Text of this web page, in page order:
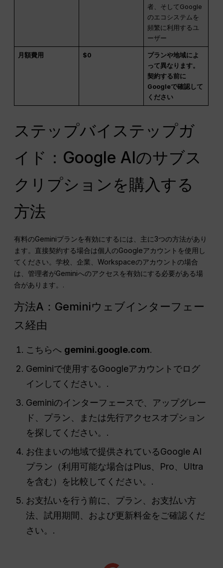
者、そしてGoogle
のエコシステムを
頻繁に利用するユ
ーザー
月額費用 $0
プランや地域によ
って異なります。
契約する前に
Googleで確認して
ください
ステップバイステップガ
イド：Google AIのサブス
クリプションを購入する
方法
有料のGeminiプランを有効にするには、主に3つの方法があり
ます。直接契約する場合は個人のGoogleアカウントを使用し
てください。学校、企業、Workspaceのアカウントの場合
は、管理者がGeminiへのアクセスを有効にする必要がある場
合があります。.
方法A：Geminiウェブインターフェー
ス経由
こちらへ gemini.google.com.
Geminiで使用するGoogleアカウントでログ
インしてください。.
Geminiのインターフェースで、アップグレー
ド、プラン、または先行アクセスオプション
を探してください。.
お住まいの地域で提供されているGoogle AI
プラン（利用可能な場合はPlus、Pro、Ultra
を含む）を比較してください。.
お支払いを行う前に、プラン、お支払い方
法、試用期間、および更新料金をご確認くだ
さい。.